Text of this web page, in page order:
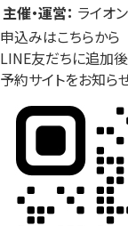
主催・運営： ライオ
申込みはこちらから
LINE友だちに追加後
予約サイトをお知ら